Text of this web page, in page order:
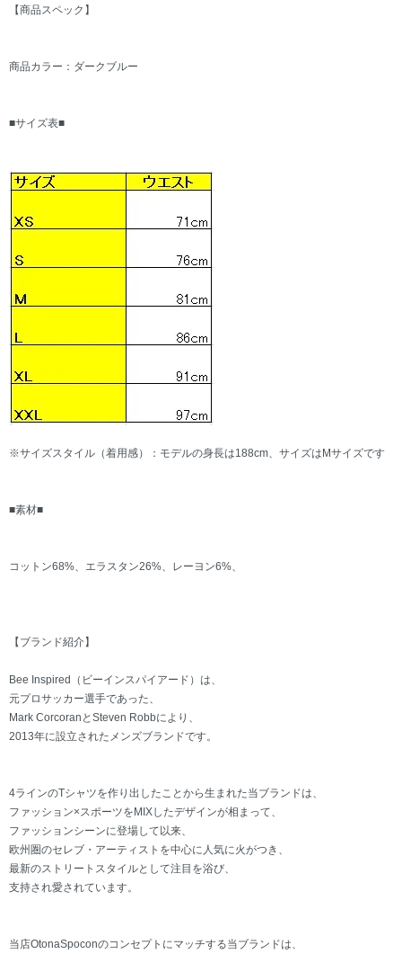
【商品スペック】
商品カラー：ダークブルー
■サイズ表■
※サイズスタイル（着用感）：モデルの身長は188cm、サイズはMサイズです
■素材■
コットン68%、エラスタン26%、レーヨン6%、
【ブランド紹介】
Bee Inspired（ビーインスパイアード）は、
元プロサッカー選手であった、
Mark CorcoranとSteven Robbにより、
2013年に設立されたメンズブランドです。
4ラインのTシャツを作り出したことから生まれた当ブランドは、
ファッション×スポーツをMIXしたデザインが相まって、
ファッションシーンに登場して以来、
欧州圏のセレブ・アーティストを中心に人気に火がつき、
最新のストリートスタイルとして注目を浴び、
支持され愛されています。
当店OtonaSpoconのコンセプトにマッチする当ブランドは、